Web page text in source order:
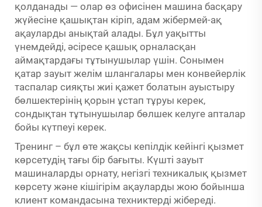
қолданады — олар өз офисінен машина басқару
жүйесіне қашықтан кіріп, адам жібермей-ақ
ақауларды анықтай алады. Бұл уақытты
үнемдейді, әсіресе қашық орналасқан
аймақтардағы тұтынушылар үшін. Сонымен
қатар зауыт желім шлангалары мен конвейерлік
таспалар сияқты жиі қажет болатын ауыстыру
бөлшектерінің қорын ұстап тұруы керек,
сондықтан тұтынушылар бөлшек келуге апталар
бойы күтпеуі керек.
Тренинг – бұл өте жақсы кепілдік кейінгі қызмет
көрсетудің тағы бір бағыты. Күшті зауыт
машиналарды орнату, негізгі техникалық қызмет
көрсету және кішігірім ақауларды жою бойынша
клиент командасына техниктерді жібереді.